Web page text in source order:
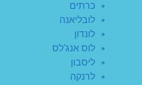
כרתים
לובליאנה
לונדון
לוס אנג'לס
ליסבון
לרנקה